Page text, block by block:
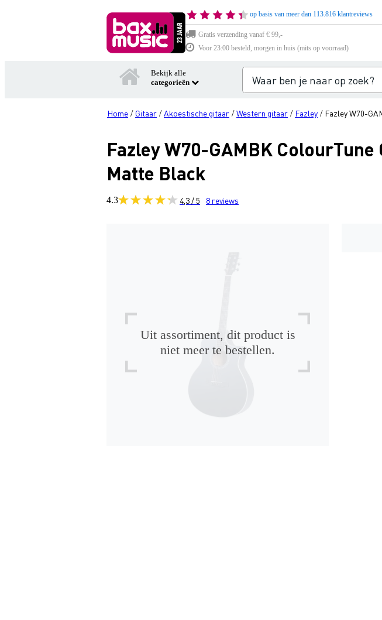
op basis van meer dan 113.816 klantreviews
Gratis verzending vanaf € 99,-
Voor 23:00 besteld, morgen in huis (mits op voorraad)
Bekijk alle
categorieën
Home / Gitaar /Akoestische gitaar /Western gitaar / Fazley / Fazley W70-
Fazley W70-GAMBK
Matte Black
4.3 4,3 / 5 8reviews
Uit assortiment, dit product is
niet meer te bestellen.